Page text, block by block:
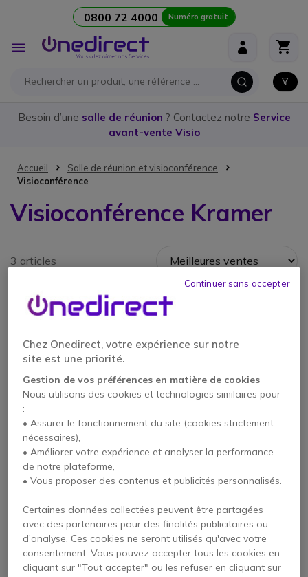
0800 72 4000 Numéro gratuit
Affichage
navigation
Besoin d’une salle de réunion ? Contactez notre Service
avant-vente Visio
Accueil
Salle de réunion et visioconférence
Visioconférence
Visioconférence Kramer
3 articles
KRAMER KR-6000
Voir les produits
similaires
Interface
présentation et de
Voir le produit
remplaçant
Chez Onedirect, votre expérience sur notre
site est une priorité.
Gestion de vos préférences en matière de cookies
Nous utilisons des cookies et technologies similaires pour
:
• Assurer le fonctionnement du site (cookies strictement
nécessaires),
• Améliorer votre expérience et analyser la performance
de notre plateforme,
• Vous proposer des contenus et publicités personnalisés.
Certaines données collectées peuvent être partagées
avec des partenaires pour des finalités publicitaires ou
d'analyse. Ces cookies ne seront utilisés qu'avec votre
consentement. Vous pouvez accepter tous les cookies en
cliquant sur "Tout accepter" ou les refuser en cliquant sur
Continuer sans accepter